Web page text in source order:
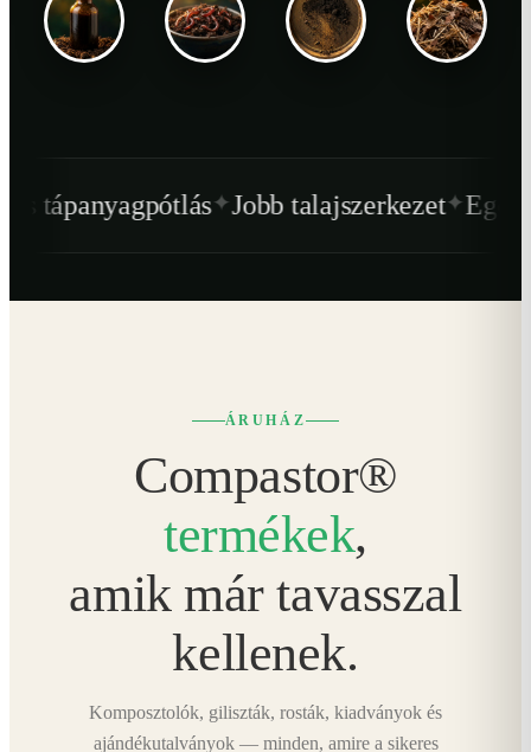
✦Jobb talajszerkezet✦Egészségesebb
ÁRUHÁZ
Compastor®
termékek,
amik már tavasszal
kellenek.
Komposztolók, giliszták, rosták, kiadványok és
ajándékutalványok — minden, amire a sikeres